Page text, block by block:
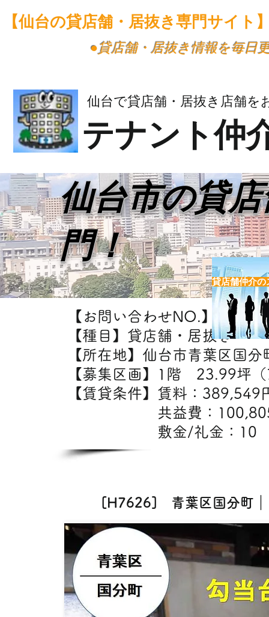
【仙台の貸店舗・居抜き専門サイト
​●貸店舗・居抜き情報を毎日
仙台で貸店舗・居抜き店舗を
テナント仲
【お問い合わせNO.】H7626
【種目】貸店舗・居抜き
【所在地】仙台市青葉区国分
【募集区画】1階 23.99坪
【賃貸条件】賃料：
共益費：
敷金/礼金：10
[H7626] 青葉区国分町｜
仙台市の貸
門！
貸店舗仲介の